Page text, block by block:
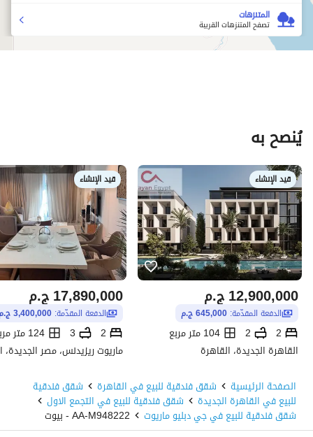
المتنزهات
تصفح المتنزهات القريبة
يُنصح به
قيد الإنشاء
ج.م12,900,000
الدفعة المقدّمة: 645,000 ج.م
2
2
104 متر مربع
القاهرة الجديدة، القاهرة
قيد الإنشاء
ج.م17,890,000
الدفعة المقدّمة: 3,400,000 ج.م
2
3
124 متر مربع
ماريوت ريزيدنس، مصر الجديدة،
الصفحة الرئيسية
شقق فندقية للبيع في القاهرة شقق فندقية
للبيع في القاهرة الجديدة شقق فندقية للبيع في التجمع الاول
شقق فندقية للبيع في جي دبليو ماريوت AA-M948222 - بيوت